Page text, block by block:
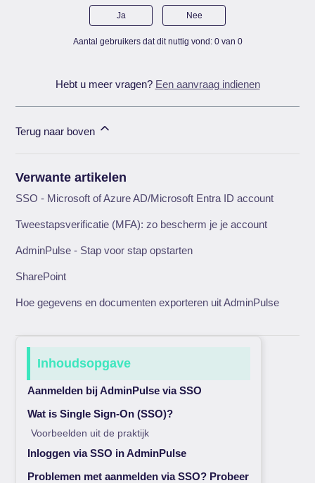
Ja Nee
Aantal gebruikers dat dit nuttig vond: 0 van 0
Hebt u meer vragen? Een aanvraag indienen
Terug naar boven
Verwante artikelen
SSO - Microsoft of Azure AD/Microsoft Entra ID account
Tweestapsverificatie (MFA): zo bescherm je je account
AdminPulse - Stap voor stap opstarten
SharePoint
Hoe gegevens en documenten exporteren uit AdminPulse
Inhoudsopgave
Aanmelden bij AdminPulse via SSO
Wat is Single Sign-On (SSO)?
Voorbeelden uit de praktijk
Inloggen via SSO in AdminPulse
Problemen met aanmelden via SSO? Probeer